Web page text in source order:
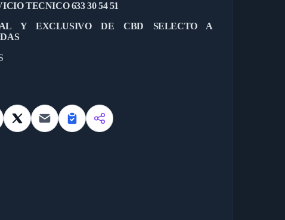
TECNICO 633 30 54 51
Y EXCLUSIVO DE CBD SELECTO A